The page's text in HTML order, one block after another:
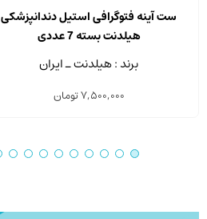
ست آینه فتوگرافی استیل دندانپزشکی
هیلدنت بسته 7 عددی
برند : هیلدنت ـ ایران
7,500,000تومان